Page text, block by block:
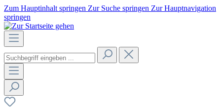
Zum Hauptinhalt springen Zur Suche springen Zur Hauptnavigation
springen